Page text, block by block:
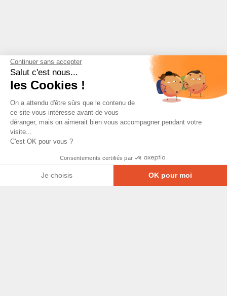
Continuer sans accepter
Salut c'est nous...
les Cookies !
On a attendu d'être sûrs que le contenu de
ce site vous intéresse avant de vous
déranger, mais on aimerait bien vous accompagner pendant votre
visite...
C'est OK pour vous ?
Consentements certifiés par
Je choisis OK pour moi